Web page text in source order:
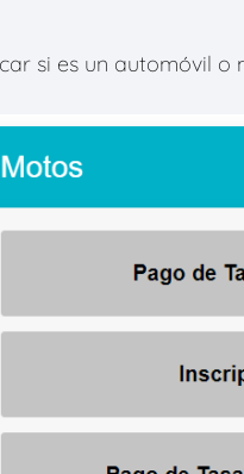
si es un automóvil